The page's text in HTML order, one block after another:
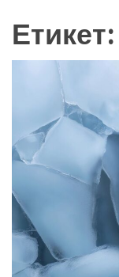
Етикет: